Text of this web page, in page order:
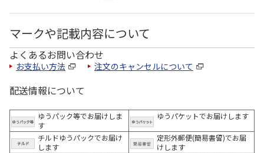
マークや記載内容について
よくあるお問い合わせ
お支払い方法 注文のキャンセルについて
配送情報について
ゆうパック等でお届けしま
す
ゆうパケットでお届けします
チルドゆうパックでお届け
します
定形外郵便(簡易書留)でお届
けします